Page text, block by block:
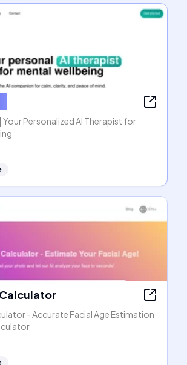
Your Personalized AI Therapist for
- Accurate Facial Age Estimation